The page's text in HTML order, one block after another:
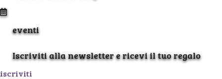
eventi
Iscriviti alla newsletter e ricevi il tuo regalo
iscriviti